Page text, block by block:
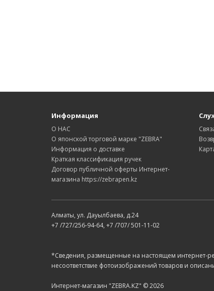
Информация
О НАС
О японской торговой марке "ZEBRA"
Информация о доставке
Краткая классификация ручек
Договор публичной оферты Интернет-
магазина https://zebrapen.kz
Алматы, ул. Дауылбаева, д.24
+7 /727/256-94-64, +7 /707/ 501-11-02
*Сведения, размещенные на настоящем интернет-
несоответствие фотоизображений товаров и
Интернет-магазин "ZEBRA.KZ" © 2026